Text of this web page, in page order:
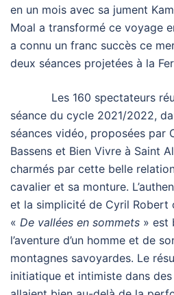
en un mois avec sa jument
Moal a transformé ce voyage
a connu un franc succès ce
deux séances projetées à la
Les 160 spectateurs
séance du cycle 2021/2022,
séances vidéo, proposées par
Bassens et Bien Vivre à Saint
charmés par cette belle
cavalier et sa monture.
et la simplicité de Cyril Robert
« De vallées en sommets » est
l’aventure d’un homme et de
montagnes savoyardes. Le
initiatique et intimiste dans